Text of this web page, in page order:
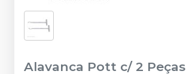
Alavanca Pott c/ 2 Peças